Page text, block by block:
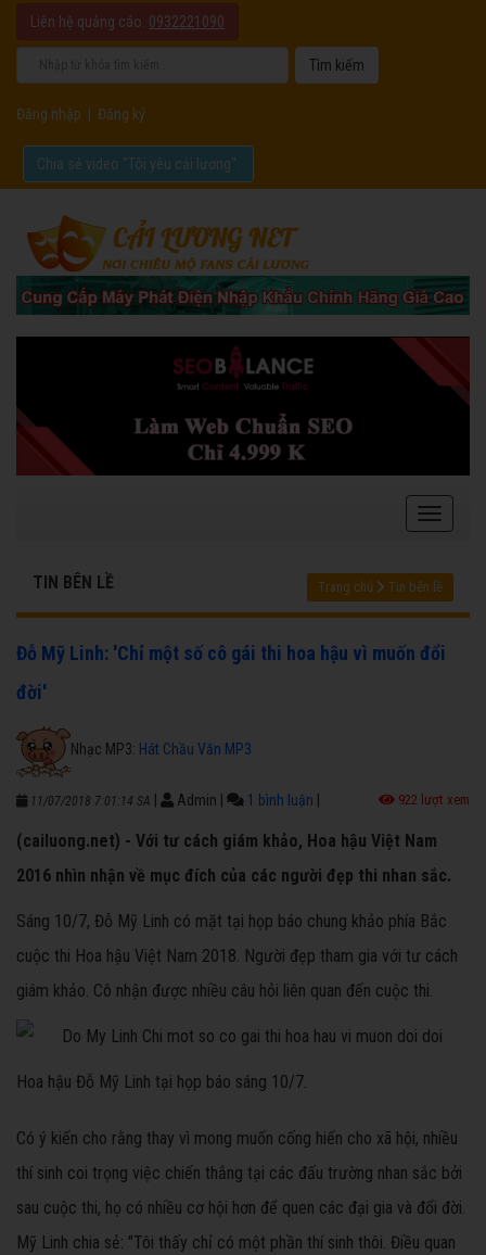
Liên hệ quảng cáo: 0932221090
Đăng nhập Đăng ký
Chia sẻ video "Tôi yêu cải lương".
TIN BÊN LỀ Trang chủ Tin bên lề
Đỗ Mỹ Linh: 'Chỉ một số cô gái thi hoa hậu vì muốn đổi
đời'
Nhạc MP3: Hát Chầu Văn MP3
11/07/2018 7:01:14 SA Admin 1 bình luận 922 lượt xem
(cailuong.net) - Với tư cách giám khảo, Hoa hậu Việt Nam
2016 nhìn nhận về mục đích của các người đẹp thi nhan sắc.
Sáng 10/7, Đỗ Mỹ Linh có mặt tại họp báo chung khảo phía Bắc
cuộc thi Hoa hậu Việt Nam 2018. Người đẹp tham gia với tư cách
giám khảo. Cô nhận được nhiều câu hỏi liên quan đến cuộc thi.
Hoa hậu Đỗ Mỹ Linh tại họp báo sáng 10/7.
Có ý kiến cho rằng thay vì mong muốn cống hiến cho xã hội, nhiều
thí sinh coi trọng việc chiến thắng tại các đấu trường nhan sắc bởi
sau cuộc thi, họ có nhiều cơ hội hơn để quen các đại gia và đổi đời.
Mỹ Linh chia sẻ: "Tôi thấy chỉ có một phần thí sinh thôi. Điều quan